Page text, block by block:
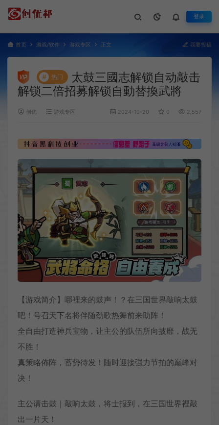
登录
首页 游戏/软件 游戏专区 正文 我要投稿
# 热门
太鼓三國志解锁自动敲击
解锁二倍招募解锁自動替換武將
创优 游戏专区 2024-10-20 0 2,557
【游戏简介】哪裡来的鼓声！？在三国世界敲响太鼓
吧！号召天下名将伴随劲歌热舞前来助阵！
全自由打造神兵宝物，让主公的队伍所向披靡，战无
不胜！
真策略佈阵，蓄势待发！随时迎接强力节拍的巅峰对
决！
主公请击鼓｜敲响太鼓，将士报到，在三国世界裡敲
出一片天！